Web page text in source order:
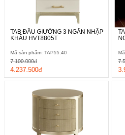
TAB ĐẦU GIƯỜNG 3 NGĂN NHẬP
KHẨU HVT8805T
Mã sản phẩm: TAP55.40
4.237.500đ
7.100.000đ